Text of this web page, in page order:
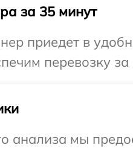
за 35 минут
приедет в
перевозку
анализа мы